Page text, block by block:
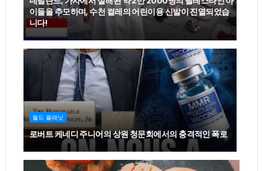
이들을 추모하며, 수천 켤레의 어린이용 신발이 진열되었습
니다!
월드 플래닛
로버트 케네디 주니어의 상원 청문회에서의 충격적인 폭로